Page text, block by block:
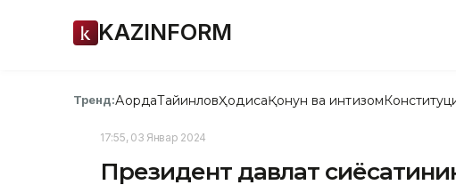
KAZINFORM
Тренд:АқордаТайинловҲодисаҚонун ва интизом
17:55, 03 Январ 2024
Президент давлат